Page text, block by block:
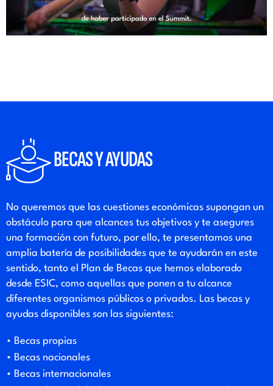
BECAS Y AYUDAS
No queremos que las cuestiones económicas supongan un
obstáculo para que alcances tus objetivos y te asegures
una formación con futuro, por ello, te presentamos una
amplia batería de posibilidades que te ayudarán en este
sentido, tanto el Plan de Becas que hemos elaborado
desde ESIC, como aquellas que ponen a tu alcance
diferentes organismos públicos o privados. Las becas y
ayudas disponibles son las siguientes:
• Becas propias
• Becas nacionales
• Becas internacionales